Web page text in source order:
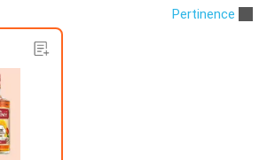
Pertinence